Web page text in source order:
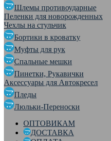
Шлемы противоударные
Пеленки для новорожденных
Чехлы на стульчик
Бортики в кроватку
Муфты для рук
Спальные мешки
Пинетки, Рукавички
Аксессуары для Автокресел
Пледы
Люльки-Переноски
ОПТОВИКАМ
ДОСТАВКА